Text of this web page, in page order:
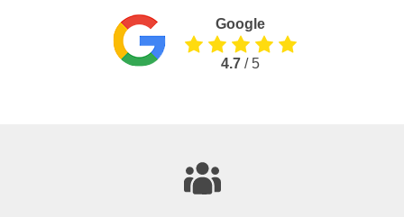
Google
4.7 / 5